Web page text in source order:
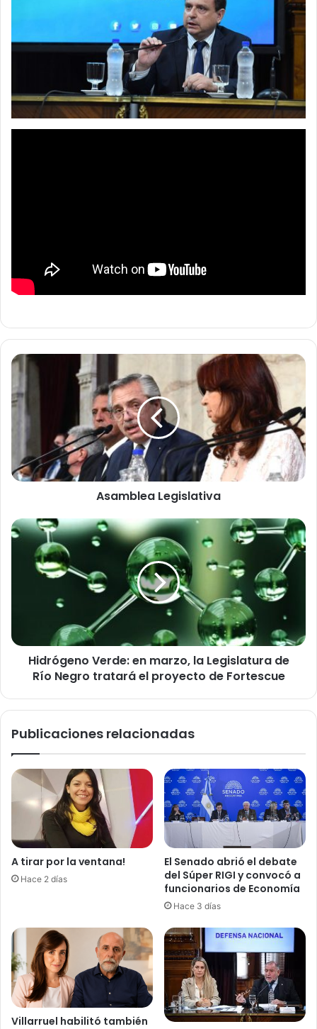
Asamblea
Legislativa
Asamblea Legislativa
Hidrógeno
Verde:
marzo,
Legislatura
Negro
tratará
de
Hidrógeno Verde: en marzo, la Legislatura de
Río Negro tratará el proyecto de Fortescue
Publicaciones relacionadas
A tirar por la ventana!
Hace 2 días
El Senado abrió el debate
del Súper RIGI y convocó a
funcionarios de Economía
Hace 3 días
Villarruel habilitó también